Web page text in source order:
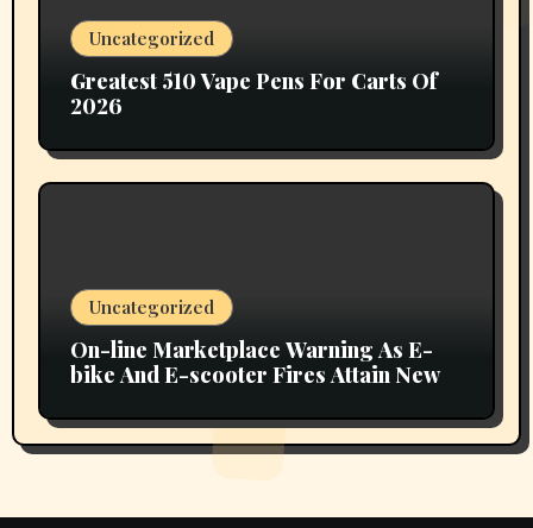
Uncategorized
Greatest 510 Vape Pens For Carts Of
2026
Uncategorized
On-line Marketplace Warning As E-
bike And E-scooter Fires Attain New